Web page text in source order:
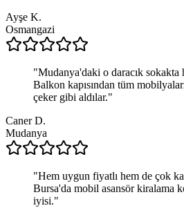
Ayşe K.
Osmangazi
"Mudanya'daki o daracık sokakta
Balkon kapısından tüm
çeker gibi aldılar."
Caner D.
Mudanya
"Hem uygun fiyatlı hem de çok
Bursa'da mobil asansör kiralama
iyisi."